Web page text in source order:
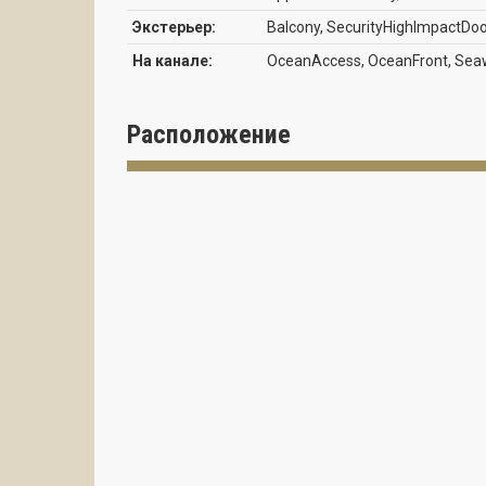
Экстерьер:
Balcony,
На канале:
OceanAccess, OceanFront,
Расположение